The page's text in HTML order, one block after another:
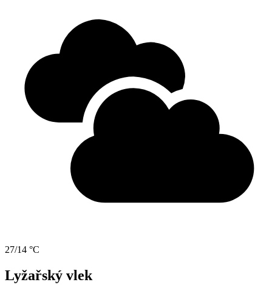
27/14 °C
Lyžařský vlek